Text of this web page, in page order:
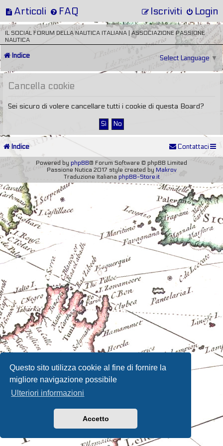
Questo sito utilizza cookie al fine di fornire la
migliore navigazione possibile
Ulteriori informazioni
Accetto
Articoli FAQ Login
Iscriviti
IL SOCIAL FORUM DELLA NAUTICA ITALIANA | ASSOCIAZIONE PASSIONE
NAUTICA
Indice Select Language ▼
Cancella cookie
Sei sicuro di volere cancellare tutti i cookie di questa Board?
Indice Contattaci
Powered by phpBB® Forum Software © phpBB Limited
Passione Nutica 2017 style created by Makrov
Traduzione Italiana phpBB-Store.it